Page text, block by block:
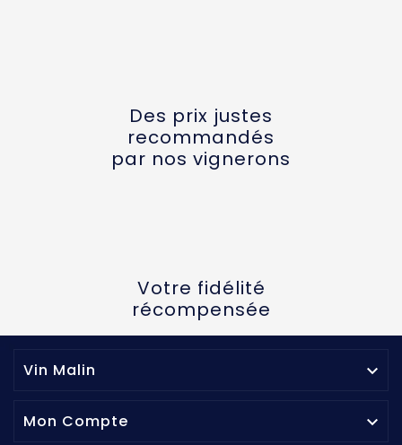
Des prix justes
recommandés
par nos vignerons
Votre fidélité
récompensée
Vin Malin 
Mon Compte 